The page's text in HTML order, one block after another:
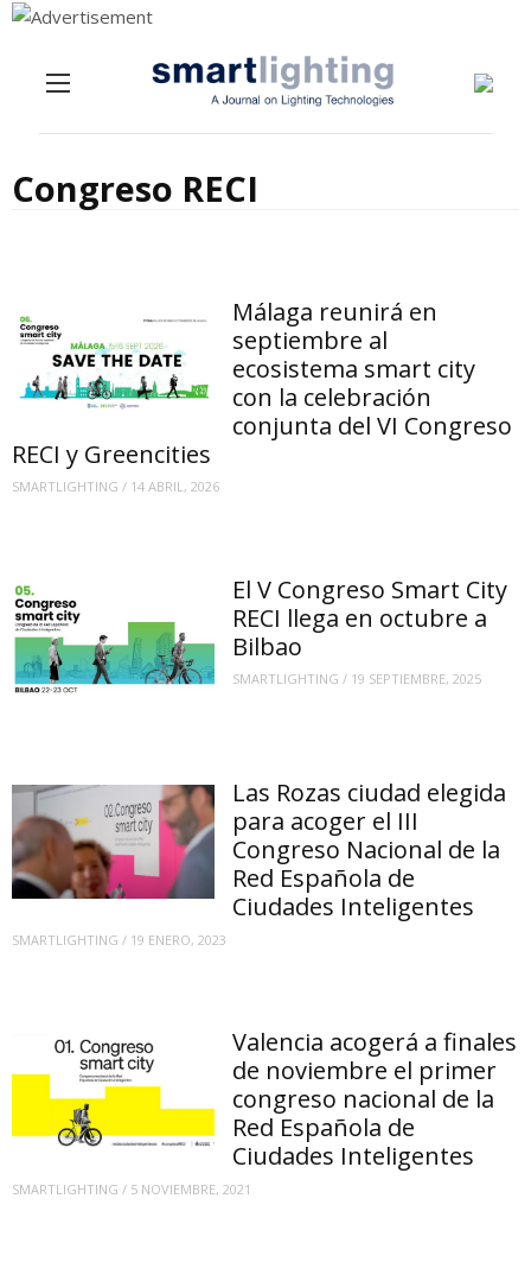
Congreso RECI
Málaga reunirá en
septiembre al
ecosistema smart city
con la celebración
conjunta del VI Congreso
RECI y Greencities
SMARTLIGHTING / 14 ABRIL, 2026
El V Congreso Smart City
RECI llega en octubre a
Bilbao
SMARTLIGHTING / 19 SEPTIEMBRE, 2025
Las Rozas ciudad elegida
para acoger el III
Congreso Nacional de la
Red Española de
Ciudades Inteligentes
SMARTLIGHTING / 19 ENERO, 2023
Valencia acogerá a finales
de noviembre el primer
congreso nacional de la
Red Española de
Ciudades Inteligentes
SMARTLIGHTING / 5 NOVIEMBRE, 2021